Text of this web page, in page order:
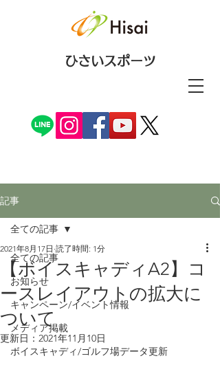
ひさいスポーツ
記事
全ての記事
お知らせ
キャンペーン/イベント情報
メディア掲載
ボイスキャディ/ゴルフ場データ更新
全ての記事
【ボイスキャディA2】コ
ースレイアウトの拡大に
ついて
2021年8月17日 読了時間: 1分
更新日： 2021年11月10日